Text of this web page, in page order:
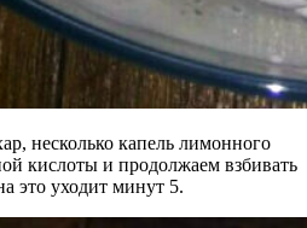
несколько капель лимонного
кислоты и продолжаем взбивать
это уходит минут 5.